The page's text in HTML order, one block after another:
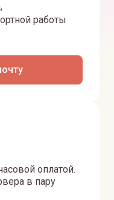
работы
оплатой.
в пару